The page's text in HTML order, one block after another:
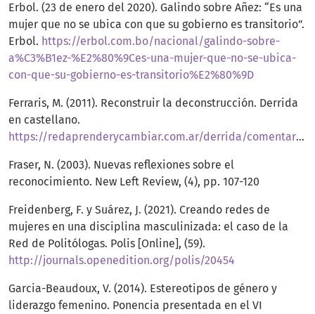
Erbol. (23 de enero del 2020). Galindo sobre Añez: “Es una
mujer que no se ubica con que su gobierno es transitorio”.
Erbol. https://erbol.com.bo/nacional/galindo-sobre-
a%C3%B1ez-%E2%80%9Ces-una-mujer-que-no-se-ubica-
con-que-su-gobierno-es-transitorio%E2%80%9D
Ferraris, M. (2011). Reconstruir la deconstrucción. Derrida
en castellano.
https://redaprenderycambiar.com.ar/derrida/comentarios/ferraris_reconstruir_decontruccion.htm
Fraser, N. (2003). Nuevas reflexiones sobre el
reconocimiento. New Left Review, (4), pp. 107-120
Freidenberg, F. y Suárez, J. (2021). Creando redes de
mujeres en una disciplina masculinizada: el caso de la
Red de Politólogas. Polis [Online], (59).
http://journals.openedition.org/polis/20454
Garcia-Beaudoux, V. (2014). Estereotipos de género y
liderazgo femenino. Ponencia presentada en el VI